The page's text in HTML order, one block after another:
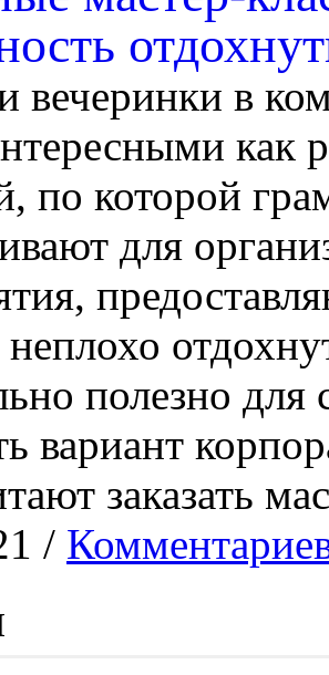
вечеринки в
как
по которой
для
полезно для
вариант
заказать
/